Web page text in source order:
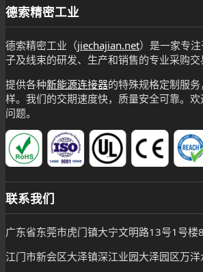
德索精密工业
德索精密工业（jiechajian.net）是一家专
子及线束的研发、生产和销售的专业采购交
提供各种新能源连接器的特殊规格定制服
样。我们的交期速度快，质量安全可靠。
问题。
联系我们
广东省东莞市虎门镇大宁文明路13号1号楼
江门市新会区大泽镇深江业园大泽园区万